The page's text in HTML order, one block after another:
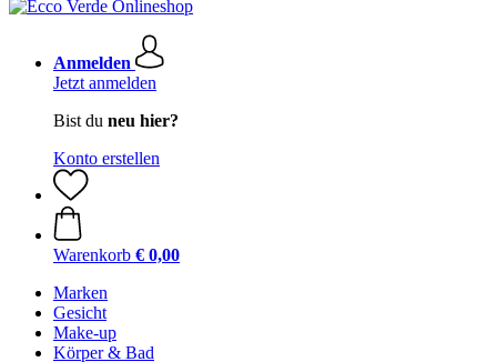
Anmelden
Jetzt anmelden
Bist du neu hier?
Konto erstellen
Warenkorb € 0,00
Marken
Gesicht
Make-up
Körper & Bad